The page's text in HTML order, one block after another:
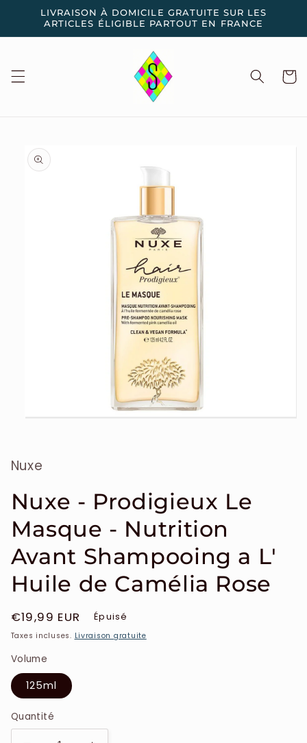
passer
contenu
LIVRAISON À DOMICILE GRATUITE SUR LES
ARTICLES ÉLIGIBLE PARTOUT EN FRANCE
Panier
Passer aux
informations
produits
dans
une
modale
Nuxe
Nuxe - Prodigieux Le
Masque - Nutrition
Avant Shampooing a L'
Huile de Camélia Rose
Prix
habituel
€19,99 EUR Épuisé
Taxes incluses. Livraison gratuite
Volume
125ml
Quantité